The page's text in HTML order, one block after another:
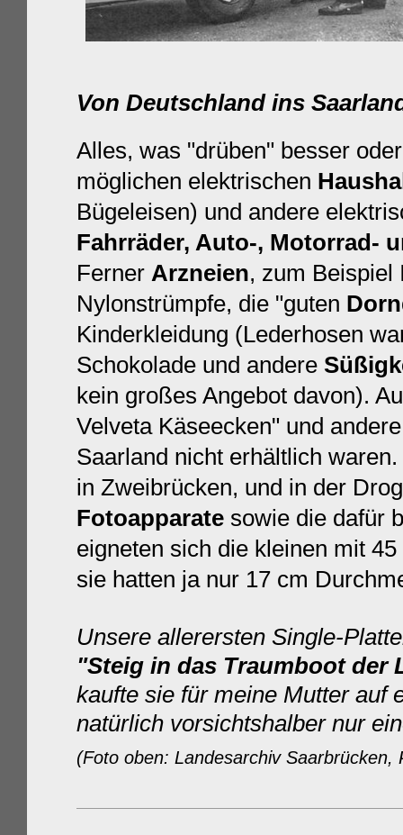
Von Deutschland ins
Alles, was "drüben" besser
möglichen elektrischen
Bügeleisen) und andere
Fahrräder, Auto-, Motorrad-
Ferner Arzneien, zum
Nylonstrümpfe, die "guten
Kinderkleidung (Lederhosen
Schokolade und andere
kein großes Angebot davon).
Velveta Käseecken" und
Saarland nicht erhältlich waren.
in Zweibrücken, und in der
Fotoapparate sowie die dafür
eigneten sich die kleinen mit 45
sie hatten ja nur 17 cm
Unsere allerersten Single-
"Steig in das Traumboot der
kaufte sie für meine Mutter auf
natürlich vorsichtshalber nur
(Foto oben: Landesarchiv Saarbrücken,